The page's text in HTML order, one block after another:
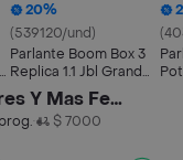
20%
(539120/und)
Parlante Boom Box 3
Replica 1.1 Jbl Grande
Bluetooth Sonido
Potente NegroCargadores Y Mas Ferias1
• $ 7000